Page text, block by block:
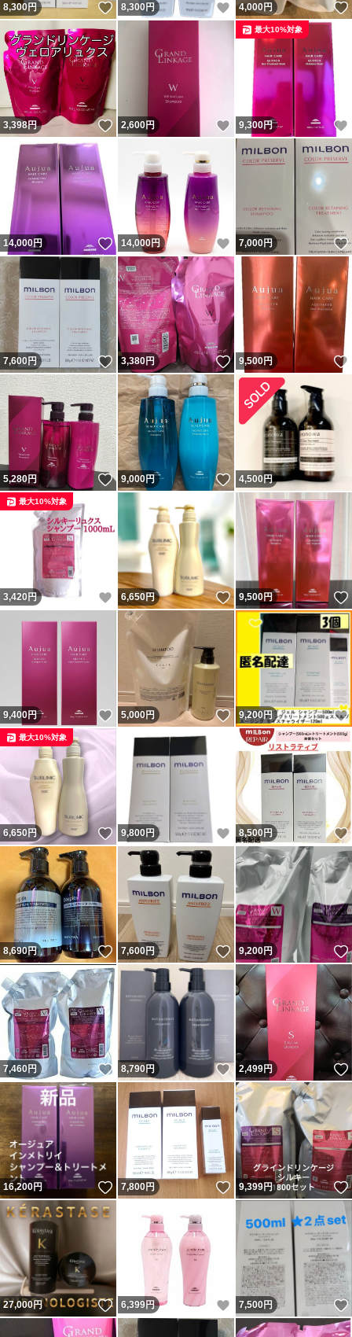
8,300円 いいね！
8,300円 いいね！
4,000円
3,398円 いいね！
2,600円 いいね！
9,300円
最大10%対象
14,000円 いいね！
14,000円 いいね！
7,000円
7,600円 いいね！
3,380円 いいね！
9,500円
5,280円 いいね！
9,000円 いいね！
4,500円
3,420 円 いいね！
最大10%対象
6,650円 いいね！
9,500円
9,400円 いいね！
5,000円 いいね！
9,200円
6,650円 いいね！
最大10%対象
9,800円 いいね！
8,500円
8,690円 いいね！
7,600円 いいね！
9,200円
7,460円 いいね！
8,790円 いいね！
2,499円
16,200円 いいね！
7,800円 いいね！
9,399円
27,000円 いいね！
6,399円 いいね！
7,500円